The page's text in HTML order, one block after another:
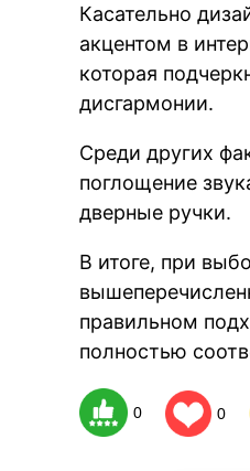
Касательно
акцентом в
которая
дисгармонии.
Среди других
поглощение
дверные ручки.
В итоге, при
правильном
полностью
0 0